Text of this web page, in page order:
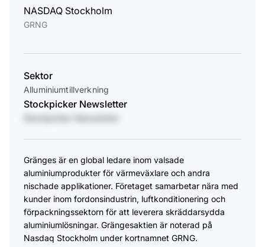
NASDAQ Stockholm
GRNG
Sektor
Alluminiumtillverkning
Stockpicker Newsletter
​Gränges är en global ledare inom valsade
aluminiumprodukter för värmeväxlare och andra
nischade applikationer. Företaget samarbetar nära med
kunder inom fordonsindustrin, luftkonditionering och
förpackningssektorn för att leverera skräddarsydda
aluminiumlösningar. Grängesaktien är noterad på
Nasdaq Stockholm under kortnamnet GRNG.